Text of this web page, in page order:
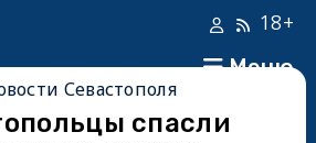
Меню
18+
Севастополя
спасли